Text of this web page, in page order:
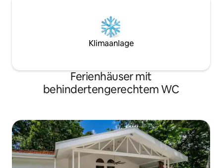
Klimaanlage
Ferienhäuser mit
behindertengerechtem WC